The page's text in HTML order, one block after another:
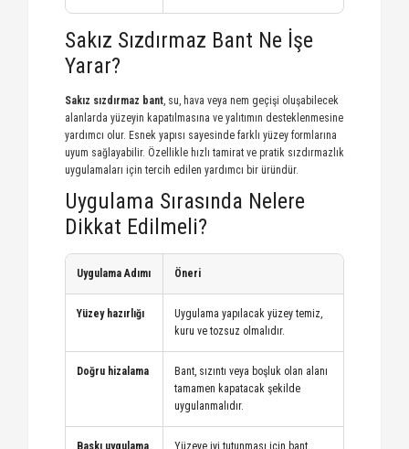
Sakız Sızdırmaz Bant Ne İşe
Yarar?
Sakız sızdırmaz bant, su, hava veya nem geçişi oluşabilecek
alanlarda yüzeyin kapatılmasına ve yalıtımın desteklenmesine
yardımcı olur. Esnek yapısı sayesinde farklı yüzey formlarına
uyum sağlayabilir. Özellikle hızlı tamirat ve pratik sızdırmazlık
uygulamaları için tercih edilen yardımcı bir üründür.
Uygulama Sırasında Nelere
Dikkat Edilmeli?
Uygulama Adımı Öneri
Yüzey hazırlığı
Uygulama yapılacak yüzey temiz,
kuru ve tozsuz olmalıdır.
Doğru hizalama
Bant, sızıntı veya boşluk olan alanı
tamamen kapatacak şekilde
uygulanmalıdır.
Baskı uygulama
Yüzeye iyi tutunması için bant